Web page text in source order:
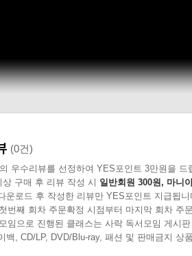
(0건)
우수리뷰를 선정하여 YES포인트 3만원을 드
상 구매 후 리뷰 작성 시 일반회원 300원, 마니
운로드 후 작성한 리뷰만 YES포인트 지급됩니
번째 회차 주문확정 시점부터 마지막 회차 주
임으로 진행된 클래스는 사락 독서모임 게시
백, CD/LP, DVD/Blu-ray, 패션 및 판매금지 상